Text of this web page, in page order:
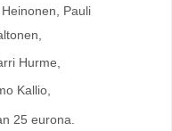
Pauli
Hurme,
Kallio,
25 eurona.